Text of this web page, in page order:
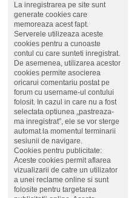
La inregistrarea pe site sunt
generate cookies care
memoreaza acest fapt.
Serverele utilizeaza aceste
cookies pentru a cunoaste
contul cu care sunteti inregistrat.
De asemenea, utilizarea acestor
cookies permite asocierea
oricarui comentariu postat pe
forum cu username-ul contului
folosit. In cazul in care nu a fost
selectata optiunea „pastreaza-
ma inregistrat”, ele se vor sterge
automat la momentul terminarii
sesiunii de navigare.
Cookies pentru publicitate:
Aceste cookies permit aflarea
vizualizarii de catre un utilizator
a unei reclame online si sunt
folosite pentru targetarea